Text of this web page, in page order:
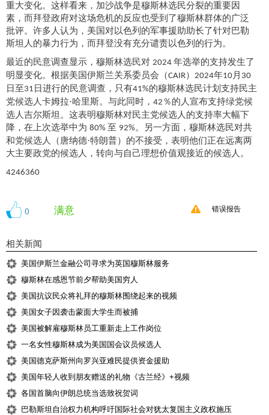
重大变化。这样看来，加沙战争是穆斯林选民分裂的重要因
素，而拜登政府对这场危机的反应也受到了穆斯林群体的广泛
批评。许多人认为，美国对以色列的军事援助助长了针对巴勒
斯坦人的暴力行为，而拜登没有充分谴责以色列的行为。
最近的民意调查显示，穆斯林选民对 2024 年选举的支持发生了
明显变化。根据美国伊斯兰关系委员会（CAIR） 2024年10月 30
日至31 日进行的民意调查，只有41%的穆斯林选民计划支持民主
党候选人卡姆拉·哈里斯。与此同时， 42 ％的人宣布支持绿党候
选人吉尔斯坦。这表明穆斯林对民主党候选人的支持率大幅下
降，在上次选举中为 80% 至 92%。另一方面，穆斯林选民对共
和党候选人（唐纳德·特朗普）的不接受，表明他们正在远离两
大主要政党的候选人，转向与自己理想价值观接近的候选人。
4246360
0 满意 错误报告
相关新闻
美国伊斯兰金融公司寻求为英国穆斯林服务
穆斯林在感恩节前夕帮助美国穷人
美国抗议民众将礼拜的穆斯林围绕起来的视频
美国女子因袭击蒙面大学生而被捕
美国被解雇穆斯林员工重新走上工作岗位
一名女性穆斯林成为美国国会议员候选人
美国德克萨斯州向罗兴亚难民提供资金援助
美国年轻人收到朋友赠送的礼物《古兰经》+视频
各国首脑向伊朗总统当选致祝贺词
巴勒斯坦自治权力机构呼吁国际社会对犹太复国主义政权施压